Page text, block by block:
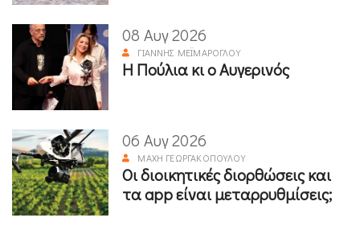
08 Αυγ 2026
ΓΙΆΝΝΗΣ ΜΕΪΜΆΡΟΓΛΟΥ
Η Πούλια κι ο Αυγερινός
06 Αυγ 2026
ΜΆΧΗ ΓΕΩΡΓΑΚΟΠΟΎΛΟΥ
Οι διοικητικές διορθώσεις και
τα app είναι μεταρρυθμίσεις;